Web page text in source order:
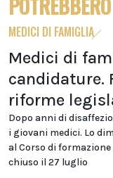
MEDICI DI FAMIGLIA
Medici di
candidature.
riforme
Dopo anni di
i giovani medici. Lo
al Corso di
chiuso il 27 luglio